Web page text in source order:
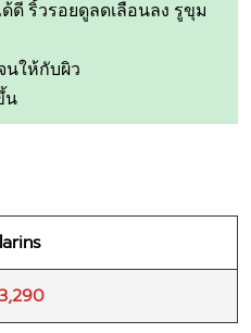
ดี ริ้วรอยดูลดเลือนลง รูขุม
นให้กับผิว
น